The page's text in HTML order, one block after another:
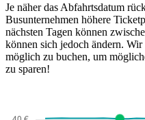
Je näher das Abfahrtsdatum
Busunternehmen höhere
nächsten Tagen können
können sich jedoch ändern.
möglich zu buchen, um
zu sparen!